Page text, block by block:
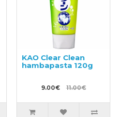
KAO Clear Clean
hambapasta 120g
9.00€ 11.00€